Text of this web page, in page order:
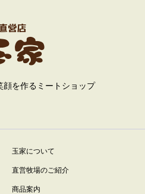
顔を作るミートショップ
玉家について
直営牧場のご紹介
商品案内